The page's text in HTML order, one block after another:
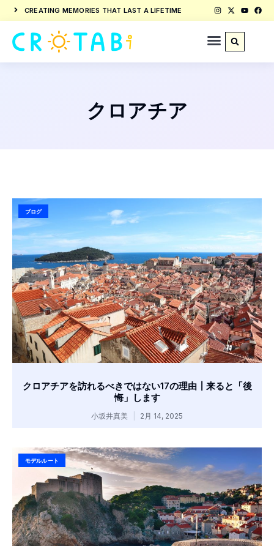
CREATING MEMORIES THAT LAST A LIFETIME
クロアチア
ブログ
クロアチアを訪れるべきではない17の理由┃来ると「後
悔」します
小坂井真美 2月 14, 2025
モデルルート